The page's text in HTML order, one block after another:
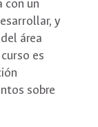
con un
y
área
es
sobre